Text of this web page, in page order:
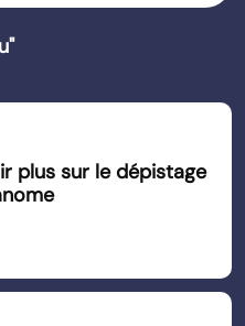
plus sur le dépistage